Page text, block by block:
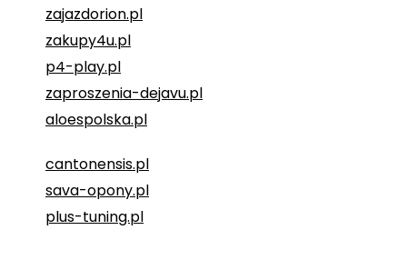
zajazdorion.pl
zakupy4u.pl
p4-play.pl
zaproszenia-dejavu.pl
aloespolska.pl
cantonensis.pl
sava-opony.pl
plus-tuning.pl